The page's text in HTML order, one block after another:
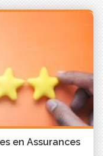
le plaisir de
des solutions
Flotte
auto.
en Assurances